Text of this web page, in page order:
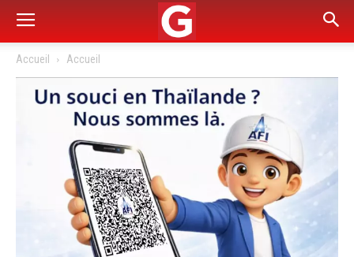
Accueil Accueil